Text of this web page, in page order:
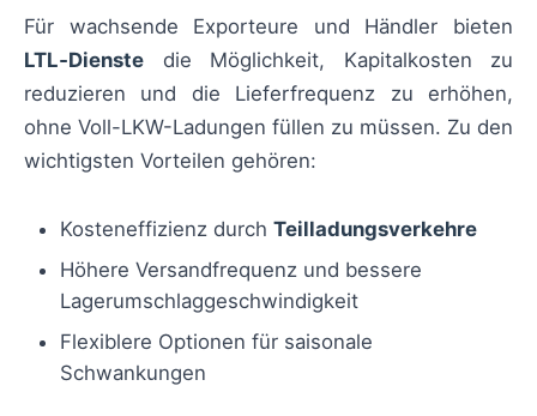
Für wachsende Exporteure und Händler bieten
LTL‑Dienste die Möglichkeit, Kapitalkosten zu
reduzieren und die Lieferfrequenz zu erhöhen,
ohne Voll-LKW-Ladungen füllen zu müssen. Zu den
wichtigsten Vorteilen gehören:
Kosteneffizienz durch Teilladungsverkehre
Höhere Versandfrequenz und bessere
Lagerumschlaggeschwindigkeit
Flexiblere Optionen für saisonale
Schwankungen